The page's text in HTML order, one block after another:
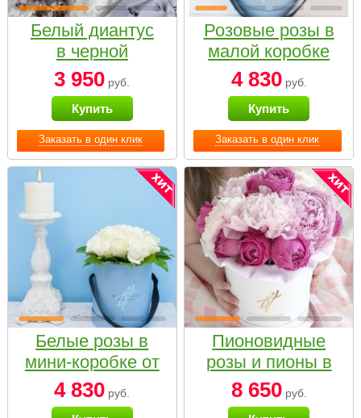
Заказать в один клик
Белый диантус
в черной
коробке Small
3 950 руб.
Купить
Заказать в один клик
Розовые розы в
малой коробке
4 830руб.
Купить
Белые розы в
мини-коробке от
Bella Fiori
4 830 руб.
Пионовидные
розы и пионы в
белой коробке
Small
8 650руб.